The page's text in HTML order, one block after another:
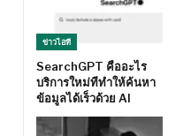
ข่าวไอที
SearchGPT คืออะไร
บริการใหม่ทีทำให้ค้นหา
ข้อมูลได้เร็วด้วย AI